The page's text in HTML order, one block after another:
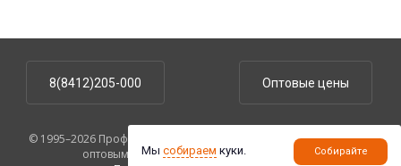
8(8412)205-000 Оптовые цены
© 1995–2026 ПрофУпаковка. На сайте указаны розничные цены,
оптовым клиентам предоставляются скидки.
Мы собираем куки. Собирайте